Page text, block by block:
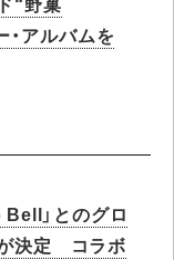
・アルバムを
」とのグロ
決定 コラボ